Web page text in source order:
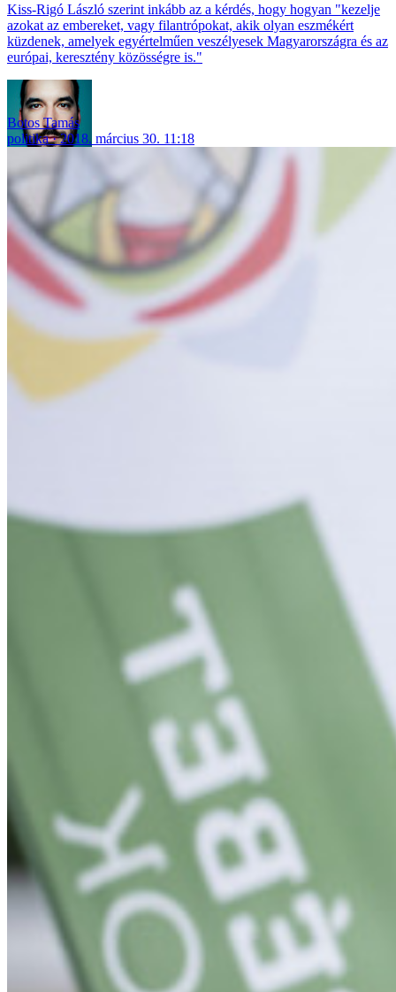
Kiss-Rigó László szerint inkább az a kérdés, hogy hogyan "kezelje
azokat az embereket, vagy filantrópokat, akik olyan eszmékért
küzdenek, amelyek egyértelműen veszélyesek Magyarországra és az
európai, keresztény közösségre is."
Botos Tamás
politika
2018. március 30. 11:18